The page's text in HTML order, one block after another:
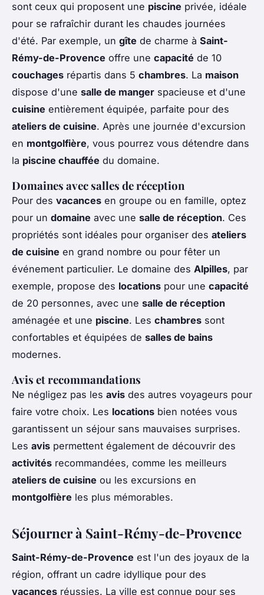
sont ceux qui proposent une piscine privée, idéale
pour se rafraîchir durant les chaudes journées
d'été. Par exemple, un gîte de charme à Saint-
Rémy-de-Provence offre une capacité de 10
couchages répartis dans 5 chambres. La maison
dispose d'une salle de manger spacieuse et d'une
cuisine entièrement équipée, parfaite pour des
ateliers de cuisine. Après une journée d'excursion
en montgolfière, vous pourrez vous détendre dans
la piscine chauffée du domaine.
Domaines avec salles de réception
Pour des vacances en groupe ou en famille, optez
pour un domaine avec une salle de réception. Ces
propriétés sont idéales pour organiser des ateliers
de cuisine en grand nombre ou pour fêter un
événement particulier. Le domaine des Alpilles, par
exemple, propose des locations pour une capacité
de 20 personnes, avec une salle de réception
aménagée et une piscine. Les chambres sont
confortables et équipées de salles de bains
modernes.
Avis et recommandations
Ne négligez pas les avis des autres voyageurs pour
faire votre choix. Les locations bien notées vous
garantissent un séjour sans mauvaises surprises.
Les avis permettent également de découvrir des
activités recommandées, comme les meilleurs
ateliers de cuisine ou les excursions en
montgolfière les plus mémorables.
Séjourner à Saint-Rémy-de-Provence
Saint-Rémy-de-Provence est l'un des joyaux de la
région, offrant un cadre idyllique pour des
vacances réussies. La ville est connue pour ses